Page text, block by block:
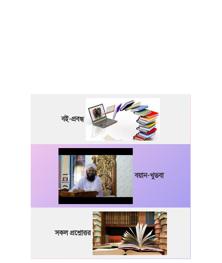
বই-প্রবন্ধ
বয়ান-খুতবা
সকল প্রশ্নোত্তর